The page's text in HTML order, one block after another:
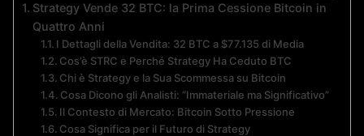
Strategy Vende 32 BTC: la Prima Cessione Bitcoin in
Quattro Anni
I Dettagli della Vendita: 32 BTC a $77.135 di Media
Cos’è STRC e Perché Strategy Ha Ceduto BTC
Chi è Strategy e la Sua Scommessa su Bitcoin
Cosa Dicono gli Analisti: “Immateriale ma Significativo”
Il Contesto di Mercato: Bitcoin Sotto Pressione
Cosa Significa per il Futuro di Strategy